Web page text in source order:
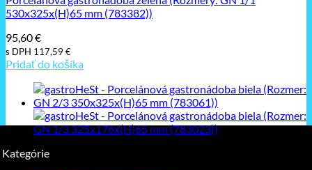
530x325x(H)65 mm (783382))
95,60€
s DPH 117,59 €
Pridať do košíka
Kategórie